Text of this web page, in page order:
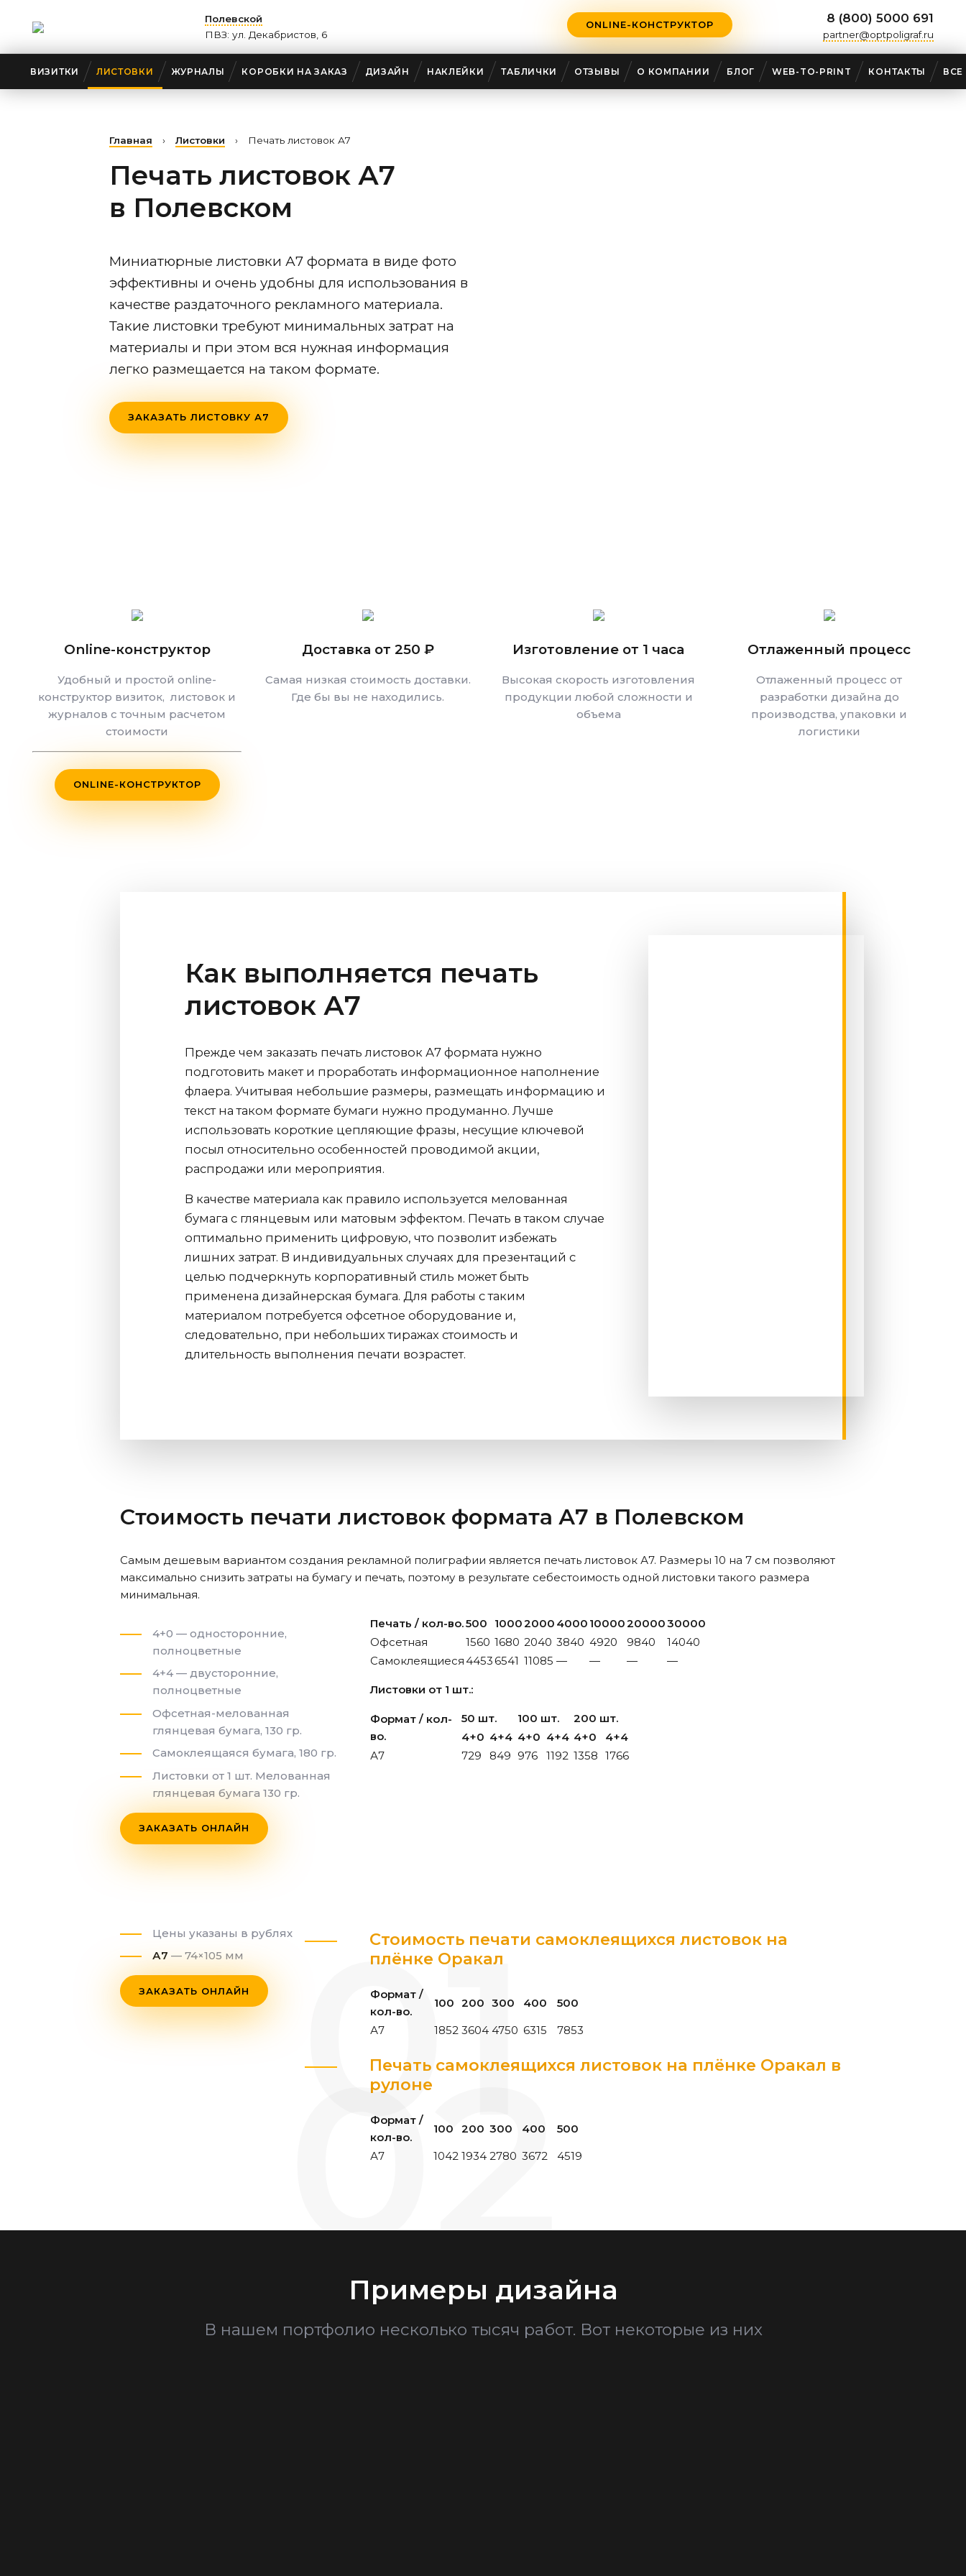
Полевской
ПВЗ: ул. Декабристов, 6
ONLINE-КОНСТРУКТОР 8 (800) 5000 691
partner@optpoligraf.ru
ВИЗИТКИ ЛИСТОВКИ ЖУРНАЛЫ КОРОБКИ НА ЗАКАЗ ДИЗАЙН НАКЛЕЙКИ ТАБЛИЧКИ ОТЗЫВЫ О КОМПАНИИ БЛОГ WEB-TO-PRINT КОНТАКТЫ ВСЕ
Главная › Листовки › Печать листовок А7
Печать листовок А7
в Полевском
Миниатюрные листовки А7 формата в виде фото
эффективны и очень удобны для использования в
качестве раздаточного рекламного материала.
Такие листовки требуют минимальных затрат на
материалы и при этом вся нужная информация
легко размещается на таком формате.
ЗАКАЗАТЬ ЛИСТОВКУ А7
Online-конструктор
Удобный и простой online-
конструктор визиток, листовок и
журналов с точным расчетом
стоимости
ONLINE-КОНСТРУКТОР
Доставка от 250 ₽
Самая низкая стоимость доставки.
Где бы вы не находились.
Изготовление от 1 часа
Высокая скорость изготовления
продукции любой сложности и
объема
Отлаженный процесс
Отлаженный процесс от
разработки дизайна до
производства, упаковки и
логистики
Как выполняется печать
листовок А7
Прежде чем заказать печать листовок А7 формата нужно
подготовить макет и проработать информационное наполнение
флаера. Учитывая небольшие размеры, размещать информацию и
текст на таком формате бумаги нужно продуманно. Лучше
использовать короткие цепляющие фразы, несущие ключевой
посыл относительно особенностей проводимой акции,
распродажи или мероприятия.
В качестве материала как правило используется мелованная
бумага с глянцевым или матовым эффектом. Печать в таком случае
оптимально применить цифровую, что позволит избежать
лишних затрат. В индивидуальных случаях для презентаций с
целью подчеркнуть корпоративный стиль может быть
применена дизайнерская бумага. Для работы с таким
материалом потребуется офсетное оборудование и,
следовательно, при небольших тиражах стоимость и
длительность выполнения печати возрастет.
Стоимость печати листовок формата А7 в Полевском
Самым дешевым вариантом создания рекламной полиграфии является печать листовок А7. Размеры 10 на 7 см позволяют
максимально снизить затраты на бумагу и печать, поэтому в результате себестоимость одной листовки такого размера
минимальная.
4+0 — односторонние,
полноцветные
4+4 — двусторонние,
полноцветные
Офсетная-мелованная
глянцевая бумага, 130 гр.
Самоклеящаяся бумага, 180 гр.
Листовки от 1 шт. Мелованная
глянцевая бумага 130 гр.
ЗАКАЗАТЬ ОНЛАЙН
Печать / кол-во.500 10002000 4000 100002000030000
Офсетная
1560 1680 2040 3840 4920 9840
14040
Самоклеящиеся44536541 11085 — — — —
Листовки от 1 шт.:
Формат / кол-
во.
50 шт. 100 шт.
200 шт.
4+0 4+4 4+0 4+4 4+0
4+4
А7
729 849 976 1192 1358 1766
Цены указаны в рублях
А7 — 74×105 мм
ЗАКАЗАТЬ ОНЛАЙН
Стоимость печати самоклеящихся листовок на
плёнке Оракал
Формат /
кол-во.
100 200 300 400
500
А7
1852 3604 4750 6315 7853
Печать самоклеящихся листовок на плёнке Оракал в
рулоне
Формат /
кол-во.
100 200 300 400
500
А7
1042 1934 2780 3672 4519
Примеры дизайна
В нашем портфолио несколько тысяч работ. Вот некоторые из них